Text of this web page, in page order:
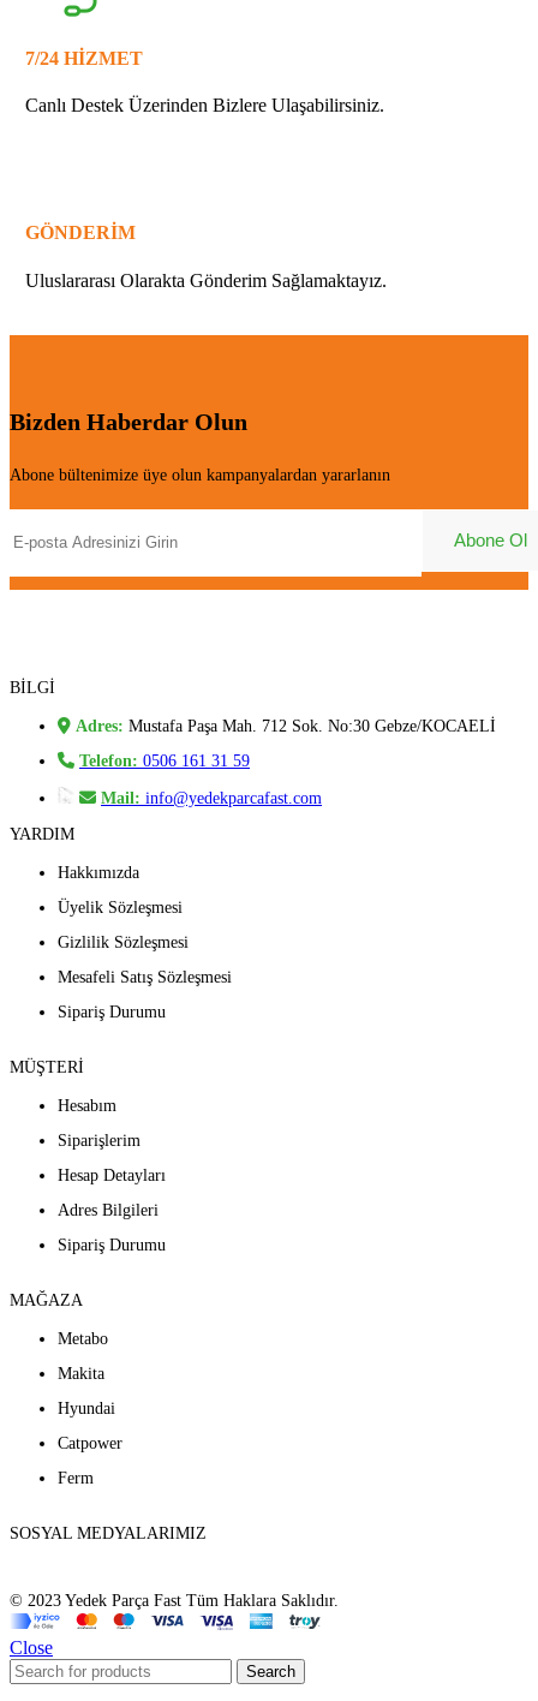
7/24 HİZMET
Canlı Destek Üzerinden Bizlere Ulaşabilirsiniz.
GÖNDERİM
Uluslararası Olarakta Gönderim Sağlamaktayız.
Bizden Haberdar Olun
Abone bültenimize üye olun kampanyalardan yararlanın
BİLGİ
Adres: Mustafa Paşa Mah. 712 Sok. No:30 Gebze/KOCAELİ
Telefon: 0506 161 31 59
Mail: info@yedekparcafast.com
YARDIM
Hakkımızda
Üyelik Sözleşmesi
Gizlilik Sözleşmesi
Mesafeli Satış Sözleşmesi
Sipariş Durumu
MÜŞTERİ
Hesabım
Siparişlerim
Hesap Detayları
Adres Bilgileri
Sipariş Durumu
MAĞAZA
Metabo
Makita
Hyundai
Catpower
Ferm
SOSYAL MEDYALARIMIZ
© 2023 Yedek Parça Fast Tüm Haklara Saklıdır.
Close
Search